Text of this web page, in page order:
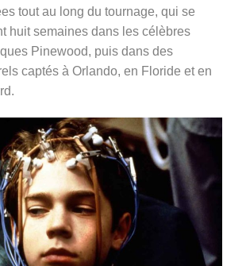
tout au long du tournage, qui se
huit semaines dans les célèbres
Pinewood, puis dans des
captés à Orlando, en Floride et en